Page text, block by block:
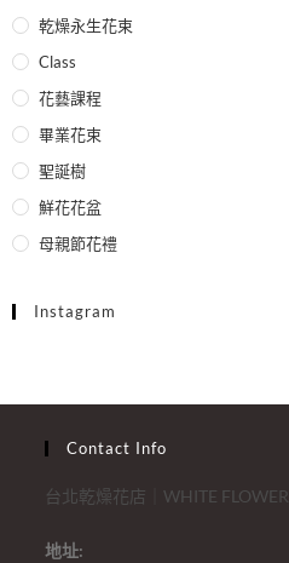
乾燥永生花束
Class
花藝課程
畢業花束
聖誕樹
鮮花花盆
母親節花禮
Instagram
Contact Info
台北乾燥花店｜WHITE FLOWER
地址: